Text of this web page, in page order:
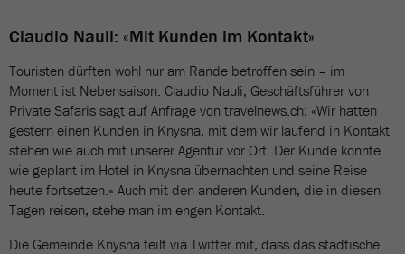
Claudio Nauli: «Mit Kunden im Kontakt»
Touristen dürften wohl nur am Rande betroffen sein – im
Moment ist Nebensaison. Claudio Nauli, Geschäftsführer von
Private Safaris sagt auf Anfrage von travelnews.ch: «Wir hatten
gestern einen Kunden in Knysna, mit dem wir laufend in Kontakt
stehen wie auch mit unserer Agentur vor Ort. Der Kunde konnte
wie geplant im Hotel in Knysna übernachten und seine Reise
heute fortsetzen.» Auch mit den anderen Kunden, die in diesen
Tagen reisen, stehe man im engen Kontakt.
Die Gemeinde Knysna teilt via Twitter mit, dass das städtische